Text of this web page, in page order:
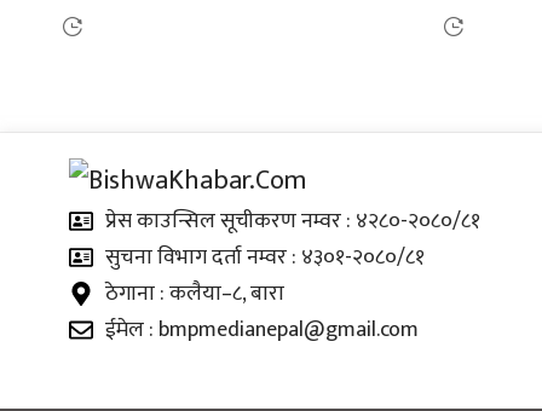
प्रेस काउन्सिल सूचीकरण नम्वर : ४२८०-२०८०/८१
सुचना विभाग दर्ता नम्वर : ४३०१-२०८०/८१
ठेगाना : कलैया–८, बारा
ईमेल : bmpmedianepal@gmail.com